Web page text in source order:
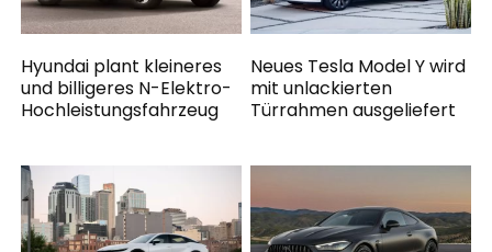
Hyundai plant kleineres
und billigeres N-Elektro-
Hochleistungsfahrzeug
Neues Tesla Model Y wird
mit unlackierten
Türrahmen ausgeliefert